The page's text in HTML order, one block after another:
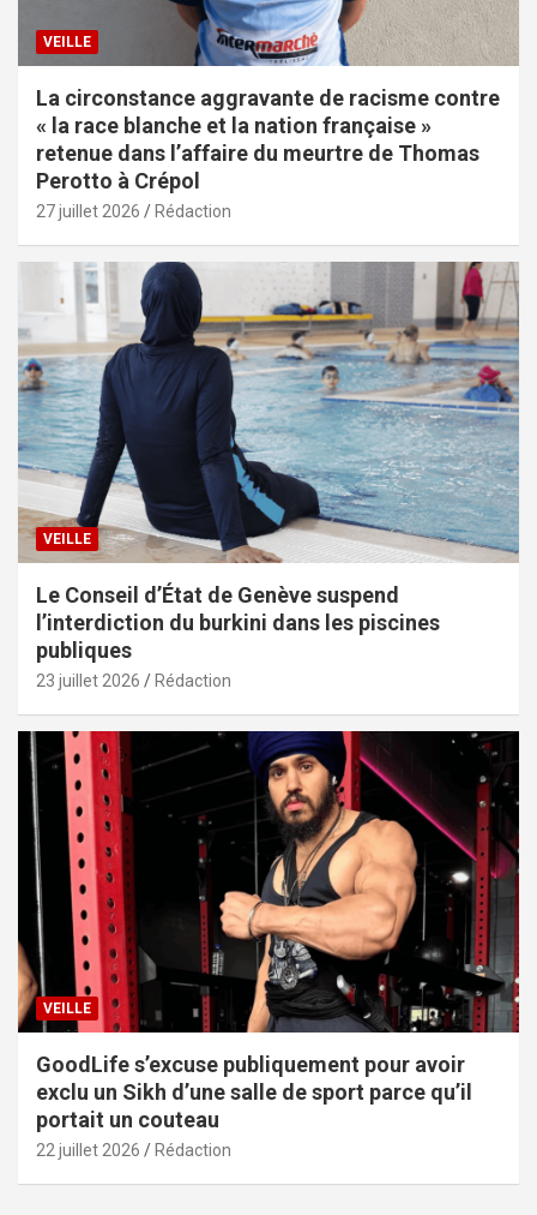
VEILLE
La circonstance aggravante de racisme contre
« la race blanche et la nation française »
retenue dans l’affaire du meurtre de Thomas
Perotto à Crépol
27 juillet 2026 Rédaction
VEILLE
Le Conseil d’État de Genève suspend
l’interdiction du burkini dans les piscines
publiques
23 juillet 2026 Rédaction
VEILLE
GoodLife s’excuse publiquement pour avoir
exclu un Sikh d’une salle de sport parce qu’il
portait un couteau
22 juillet 2026 Rédaction